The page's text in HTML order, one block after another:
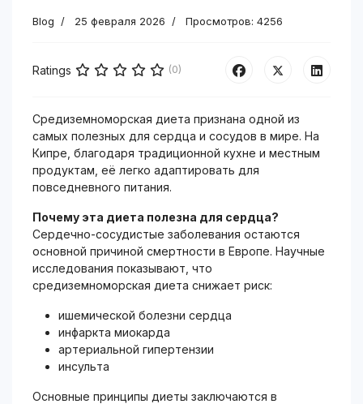
Blog 25 февраля 2026 Просмотров: 4256
Ratings (0)
Средиземноморская диета признана одной из
самых полезных для сердца и сосудов в мире. На
Кипре, благодаря традиционной кухне и местным
продуктам, её легко адаптировать для
повседневного питания.
Почему эта диета полезна для сердца?
Сердечно-сосудистые заболевания остаются
основной причиной смертности в Европе. Научные
исследования показывают, что
средиземноморская диета снижает риск:
ишемической болезни сердца
инфаркта миокарда
артериальной гипертензии
инсульта
Основные принципы диеты заключаются в